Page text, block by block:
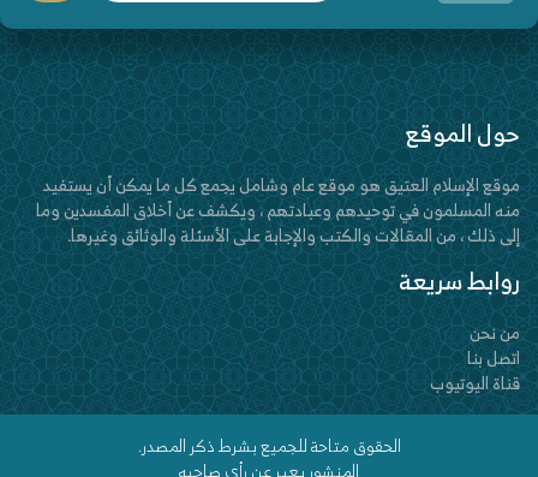
حول الموقع
موقع الإسلام العتيق هو موقع عام وشامل يجمع كل ما يمكن أن يستفيد
منه المسلمون في توحيدهم وعبادتهم ، ويكشف عن أخلاق المفسدين وما
إلى ذلك ، من المقالات والكتب والإجابة على الأسئلة والوثائق وغيرها.
روابط سريعة
من نحن
اتصل بنا
قناة اليوتيوب
الحقوق متاحة للجميع بشرط ذكر المصدر.
المنشور يعبر عن رأي صاحبه